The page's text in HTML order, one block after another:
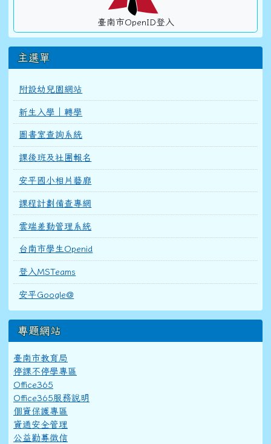
臺南市OpenID登入
主選單
附設幼兒園網站
新生入學｜轉學
圖書室查詢系統
課後班及社團報名
安平國小相片藝廊
課程計劃備查專網
雲端差勤管理系統
台南市學生Openid
登入MSTeams
安平Google@
專題網站
臺南市教育局
停課不停學專區
Office365
Office365服務說明
個資保護專區
資通安全管理
公益勸募徵信